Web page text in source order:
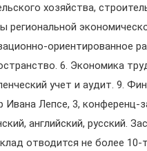
хозяйства,
региональной
ориентированное
6. Экономика
учет и аудит. 9.
Ивана Лепсе, 3, конференц-
английский, русский.
отводится не более 10-